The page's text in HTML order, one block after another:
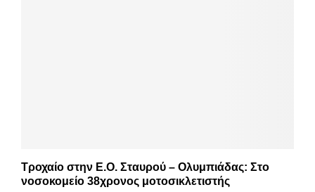
Τροχαίο στην Ε.Ο. Σταυρού – Ολυμπιάδας: Στο
νοσοκομείο 38χρονος μοτοσικλετιστής